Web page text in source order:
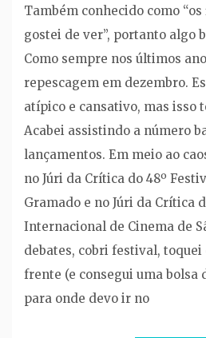
Também conhecido como
gostei de ver”, portanto algo
Como sempre nos últimos
repescagem em dezembro.
atípico e cansativo, mas isso
Acabei assistindo a número
lançamentos. Em meio ao
no Júri da Crítica do 48º
Gramado e no Júri da Crítica
Internacional de Cinema de
debates, cobri festival, toquei
frente (e consegui uma bolsa
para onde devo ir no